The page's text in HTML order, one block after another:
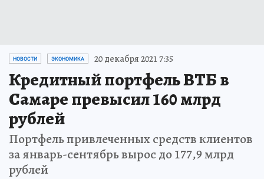
НОВОСТИ ЭКОНОМИКА 20 декабря 2021 7:35
Кредитный портфель ВТБ в
Самаре превысил 160 млрд
рублей
Портфель привлеченных средств клиентов
за январь-сентябрь вырос до 177,9 млрд
рублей